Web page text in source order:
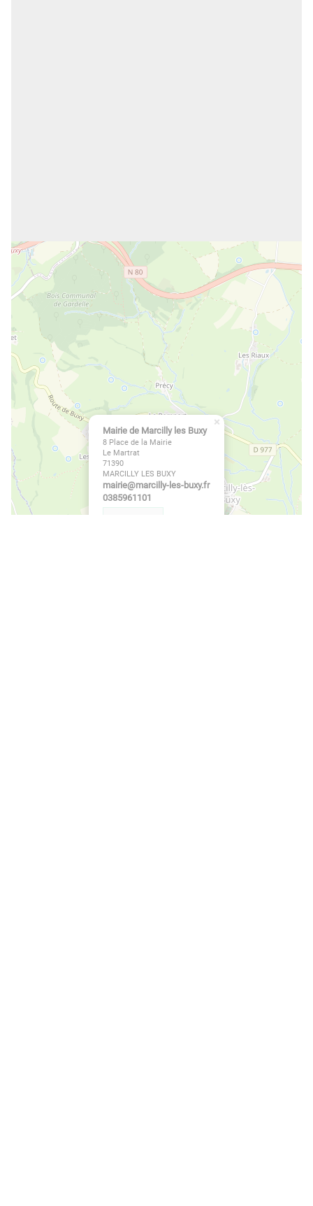
Mairie de Marcilly les Buxy
8 Place de la Mairie
Le Martrat
71390
MARCILLY LES BUXY
rf.yxub-sel-yllicram@eiriam
1011695830
×